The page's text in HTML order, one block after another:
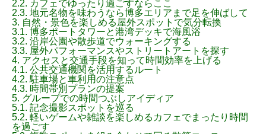
2.2. カフェでゆったり過ごすならここ
2.3. 地元名物を味わうなら博多エリアまで足を伸ばして
3. 自然・景色を楽しめる屋外スポットで気分転換
3.1. 博多ポートタワーと港湾デッキで海風浴
3.2. 沿岸公園や散歩道でウォーキングする
3.3. 屋外パフォーマンスやストリートアートを探す
4. アクセスと交通手段を知って時間効率を上げる
4.1. 公共交通機関を活用するルート
4.2. 駐車場と車利用の注意点
4.3. 時間帯別プランの提案
5. グループでの時間つぶしアイディア
5.1. 記念撮影スポットを巡る
5.2. 軽いゲームや雑談を楽しめるカフェでまったり時間
を過ごす